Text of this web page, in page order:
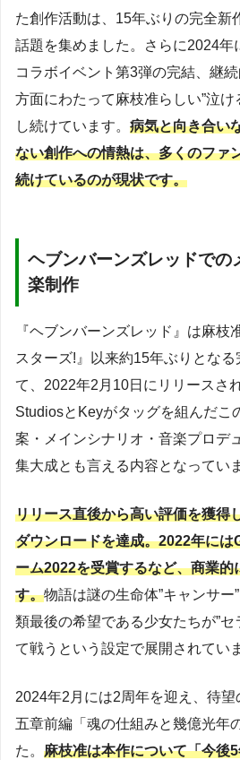
た創作活動は、15年ぶりの完全新
話題を集めました。さらに2024年
コラボイベント第3弾の完結、継
方面にわたって麻枝准らしい”泣け
し続けています。 病気と向き合い
ない創作への情熱は、多くのファ
続けているのが現状です。
ヘブンバーンズレッドでの
楽制作
『ヘブンバーンズレッド』は麻枝
スターズ!』以来約15年ぶりとな
て、2022年2月10日にリリースさ
StudiosとKeyがタッグを組んだこ
案・メインシナリオ・音楽プロデ
集大成とも言える内容となってい
リリース直後から高い評価を獲得
ダウンロードを達成。2022年に
ーム2022を受賞するなど、商業的
す。物語は謎の生命体”キャンサー
類最後の希望である少女たちが”セ
て戦うという設定で展開されてい
2024年2月には2周年を迎え、待
五章前編「魂の仕組みと幾億光年
た。 麻枝准は本作について「今後